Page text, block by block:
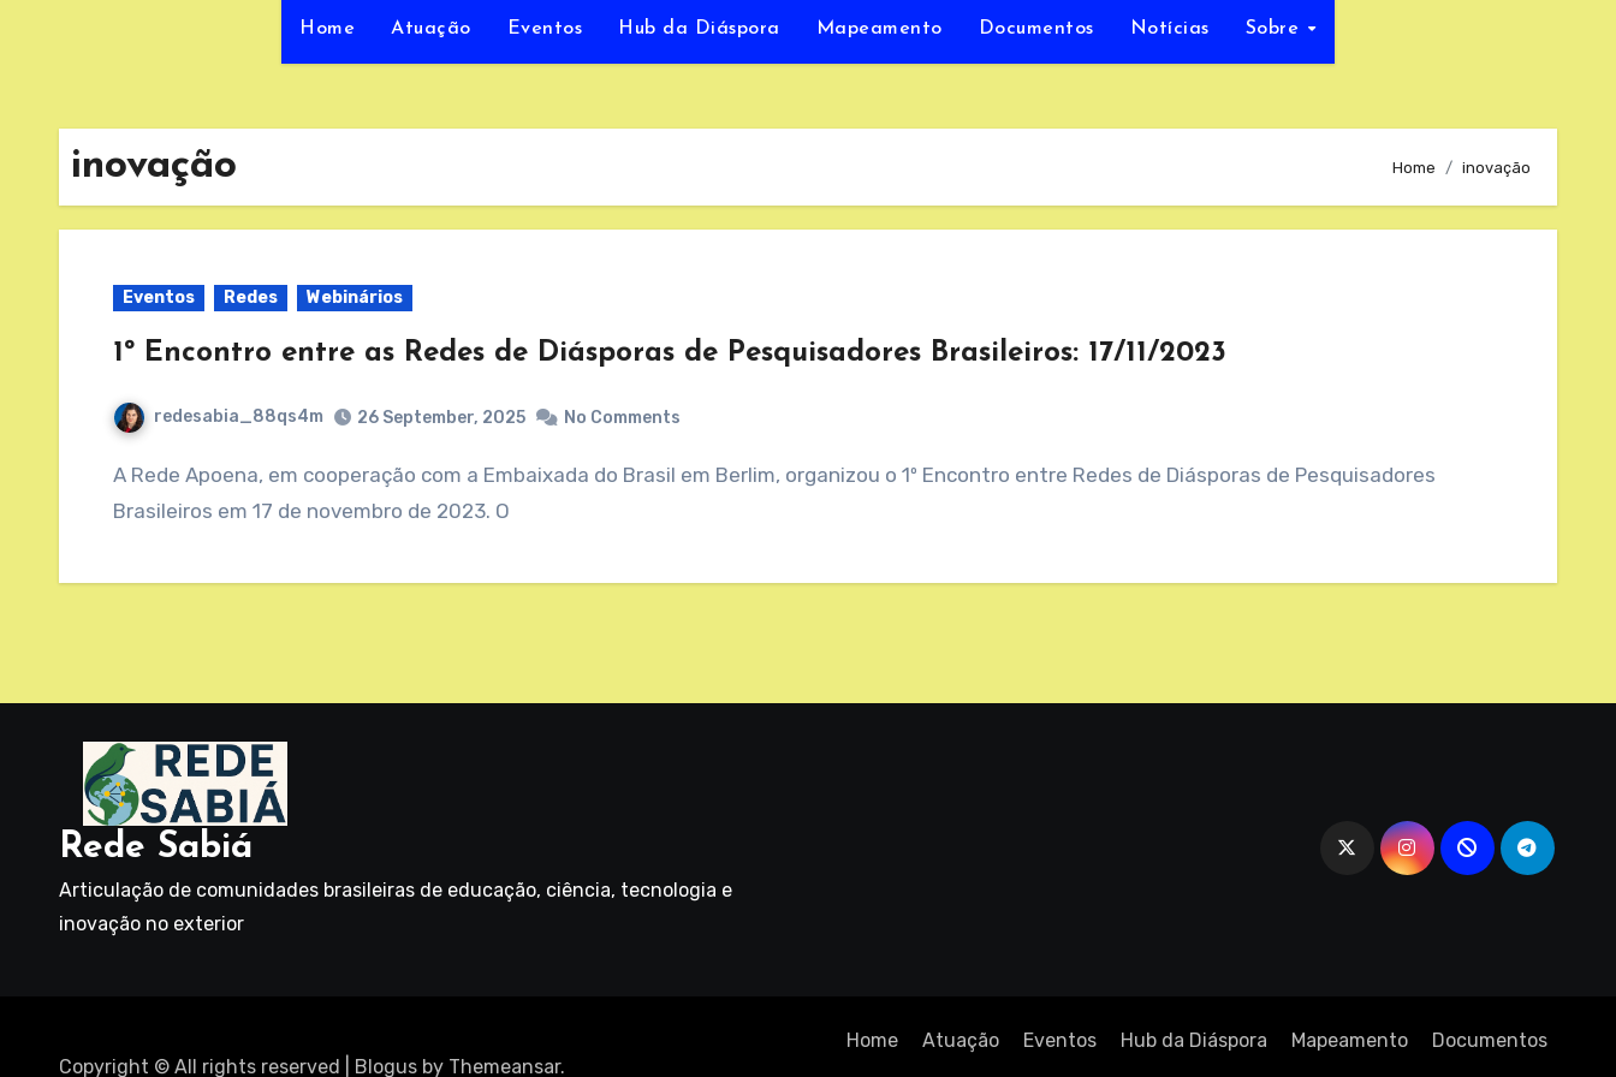
Home Atuação Eventos Hub da Diáspora Mapeamento Documentos Notícias Sobre
inovação Home inovação
Eventos Redes Webinários
1º Encontro entre as Redes de Diásporas de Pesquisadores Brasileiros: 17/11/2023
redesabia_88qs4m 26 September, 2025 No Comments
A Rede Apoena, em cooperação com a Embaixada do Brasil em Berlim, organizou o 1º Encontro entre Redes de Diásporas de Pesquisadores
Brasileiros em 17 de novembro de 2023. O
Rede Sabiá
Articulação de comunidades brasileiras de educação, ciência, tecnologia e
inovação no exterior
Copyright © All rights reserved Blogus by Themeansar.
Home Atuação Eventos Hub da Diáspora Mapeamento Documentos